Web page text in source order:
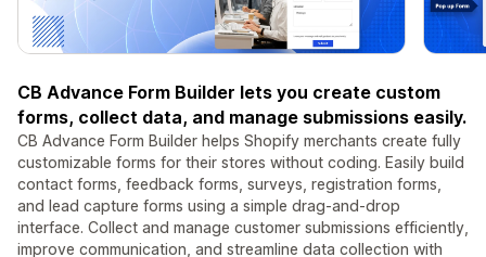
CB Advance Form Builder lets you create custom
forms, collect data, and manage submissions easily.
CB Advance Form Builder helps Shopify merchants create fully
customizable forms for their stores without coding. Easily build
contact forms, feedback forms, surveys, registration forms,
and lead capture forms using a simple drag-and-drop
interface. Collect and manage customer submissions efficiently,
improve communication, and streamline data collection with